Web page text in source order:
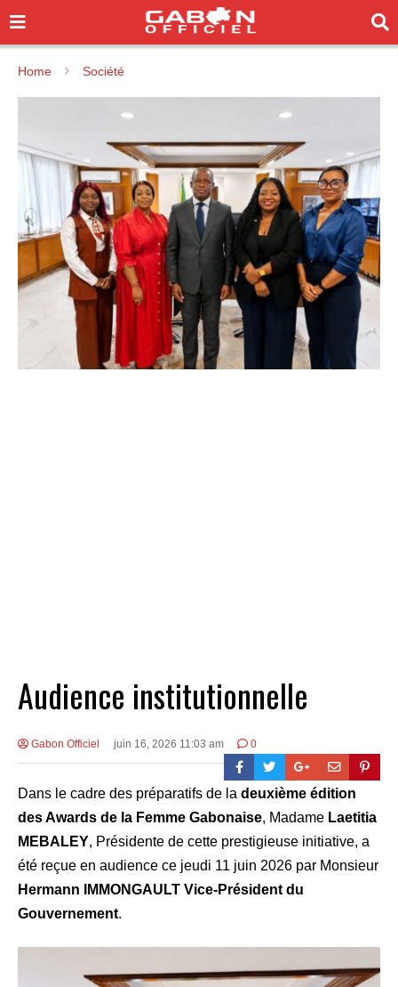
Home Société
Audience institutionnelle
Gabon Officiel juin 16, 2026 11:03 am 0
Dans le cadre des préparatifs de la deuxième édition
des Awards de la Femme Gabonaise, Madame Laetitia
MEBALEY, Présidente de cette prestigieuse initiative, a
été reçue en audience ce jeudi 11 juin 2026 par Monsieur
Hermann IMMONGAULT Vice-Président du
Gouvernement.